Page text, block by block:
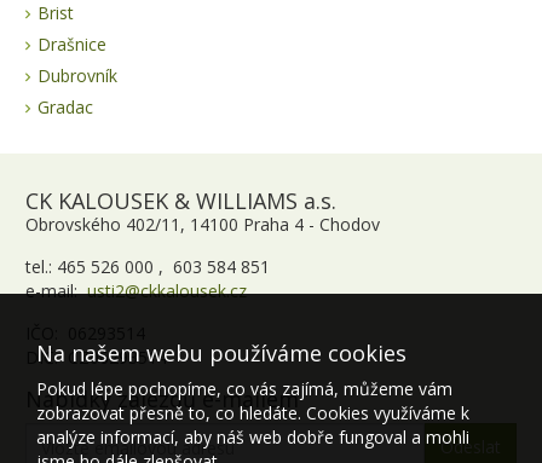
Brist
Drašnice
Dubrovník
Gradac
CK KALOUSEK & WILLIAMS a.s.
Obrovského 402/11, 14100 Praha 4 - Chodov
tel.: 465 526 000 , 603 584 851
e-mail:usti2@ckkalousek.cz
DIČ: CZ06293514
Nabídky zájezdů e-mailem
Na našem webu používáme cookies
Pokud lépe pochopíme, co vás zajímá, můžeme vám
zobrazovat přesně to, co hledáte. Cookies využíváme k
analýze informací, aby náš web dobře fungoval a mohli